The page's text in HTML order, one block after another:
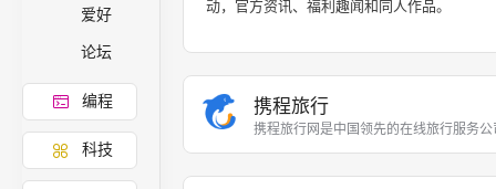
爱好
论坛
编程
科技
动，官方资讯、福利趣闻和同人作品。
携程旅行
携程旅行网是中国领先的在线旅行服务